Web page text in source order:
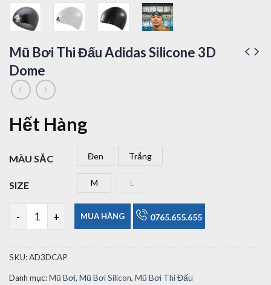
Mũ Bơi Thi Đấu Adidas Silicone 3D
Dome
Hết Hàng
MÀU SẮC Đen
Đen Trắng
Trắng
SIZE M
M LL
Mũ Bơi Thi Đấu Adidas Silicone 3D Dome số lượng
MUA HÀNG 0765.655.655
SKU:AD3DCAP
Danh mục:Mũ Bơi, Mũ Bơi Silicon, Mũ Bơi Thi Đấu